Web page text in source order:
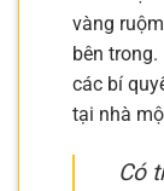
vàng
bên
các bí
tại nhà
Có